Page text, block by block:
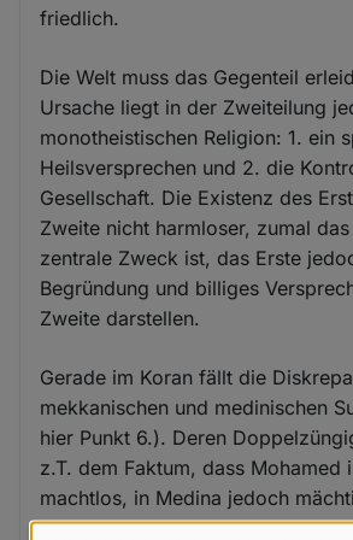
friedlich.
Die Welt muss das Gegenteil
Ursache liegt in der Zweiteilung
monotheistischen Religion: 1. ein
Heilsversprechen und 2. die
Gesellschaft. Die Existenz des
Zweite nicht harmloser, zumal
zentrale Zweck ist, das Erste
Begründung und billiges
Zweite darstellen.
Gerade im Koran fällt die
mekkanischen und medinischen
hier Punkt 6.). Deren
z.T. dem Faktum, dass Mohamed
machtlos, in Medina jedoch
Suren verblieben im Koran, weil